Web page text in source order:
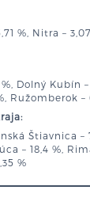
%, Nitra –
Dolný Kubín
Ružomberok
Štiavnica –
– 18,4 %,
%